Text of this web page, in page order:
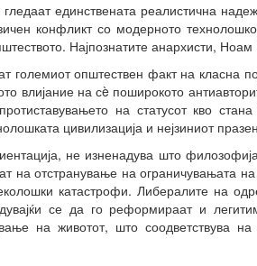
единствената реалистична
конфликт со модерното
Најпознатите анархисти,
големиот општествен факт на класна
влијание на сè поширокото
на статусот кво
цивилизација и нејзиниот
не изненадува што
на отстранување на ограничувањата
катастрофи. Либералите на
се да го реформираат и
на животот, што соодветствува